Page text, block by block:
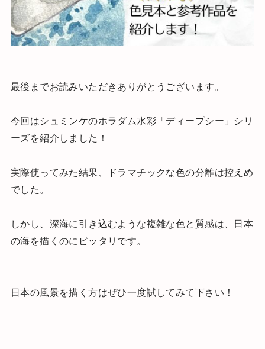
最後までお読みいただきありがとうございます。
今回はシュミンケのホラダム水彩「ディープシー」シリ
ーズを紹介しました！
実際使ってみた結果、ドラマチックな色の分離は控えめ
でした。
しかし、深海に引き込むような複雑な色と質感は、日本
の海を描くのにピッタリです。
日本の風景を描く方はぜひ一度試してみて下さい！